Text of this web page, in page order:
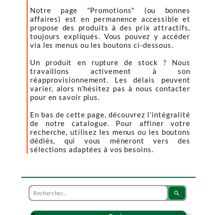
Notre page "Promotions" (ou bonnes
affaires) est en permanence accessible et
propose des produits à des prix attractifs,
toujours expliqués. Vous pouvez y accéder
via les menus ou les boutons ci-dessous.
Un produit en rupture de stock ? Nous
travaillons activement à son
réapprovisionnement. Les délais peuvent
varier, alors n’hésitez pas à nous contacter
pour en savoir plus.
En bas de cette page, découvrez l’intégralité
de notre catalogue. Pour affiner votre
recherche, utilisez les menus ou les boutons
dédiés, qui vous mèneront vers des
sélections adaptées à vos besoins.
search